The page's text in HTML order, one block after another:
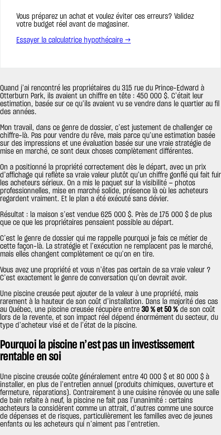
Vous préparez un achat et voulez éviter ces erreurs? Validez
votre budget réel avant de magasiner.
Essayer la calculatrice hypothécaire →
Quand j’ai rencontré les propriétaires du 315 rue du Prince-Edward à
Otterburn Park, ils avaient un chiffre en tête : 450 000 $. C’était leur
estimation, basée sur ce qu’ils avaient vu se vendre dans le quartier au fil
des années.
Mon travail, dans ce genre de dossier, c’est justement de challenger ce
chiffre-là. Pas pour vendre du rêve, mais parce qu’une estimation basée
sur des impressions et une évaluation basée sur une vraie stratégie de
mise en marché, ce sont deux choses complètement différentes.
On a positionné la propriété correctement dès le départ, avec un prix
d’affichage qui reflète sa vraie valeur plutôt qu’un chiffre gonflé qui fait fuir
les acheteurs sérieux. On a mis le paquet sur la visibilité — photos
professionnelles, mise en marché solide, présence là où les acheteurs
regardent vraiment. Et le plan a été exécuté sans dévier.
Résultat : la maison s’est vendue 625 000 $. Près de 175 000 $ de plus
que ce que les propriétaires pensaient possible au départ.
C’est le genre de dossier qui me rappelle pourquoi je fais ce métier de
cette façon-là. La stratégie et l’exécution ne remplacent pas le marché,
mais elles changent complètement ce qu’on en tire.
Vous avez une propriété et vous n’êtes pas certain de sa vraie valeur ?
C’est exactement le genre de conversation qu’on devrait avoir.
Une piscine creusée peut ajouter de la valeur à une propriété, mais
rarement à la hauteur de son coût d’installation. Dans la majorité des cas
au Québec, une piscine creusée récupère entre 30 % et 50 % de son coût
lors de la revente, et son impact réel dépend énormément du secteur, du
type d’acheteur visé et de l’état de la piscine.
Pourquoi la piscine n’est pas un investissement
rentable en soi
Une piscine creusée coûte généralement entre 40 000 $ et 80 000 $ à
installer, en plus de l’entretien annuel (produits chimiques, ouverture et
fermeture, réparations). Contrairement à une cuisine rénovée ou une salle
de bain refaite à neuf, la piscine ne fait pas l’unanimité : certains
acheteurs la considèrent comme un attrait, d’autres comme une source
de dépenses et de risques, particulièrement les familles avec de jeunes
enfants ou les acheteurs qui n’aiment pas l’entretien.